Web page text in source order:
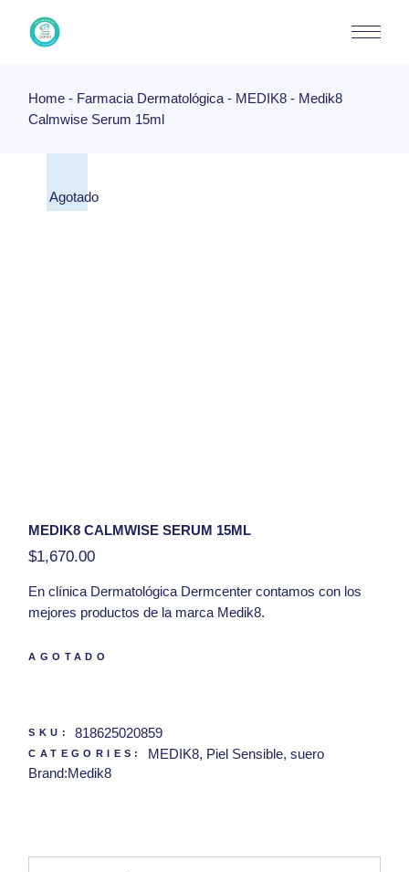
content
Home Farmacia Dermatológica MEDIK8
Medik8
Calmwise Serum 15ml
Agotado
MEDIK8 CALMWISE SERUM 15ML
$1,670.00
En clínica Dermatológica Dermcenter contamos con los
mejores productos de la marca Medik8.
AGOTADO
SKU: 818625020859
CATEGORIES: MEDIK8, Piel Sensible, suero
Brand:Medik8